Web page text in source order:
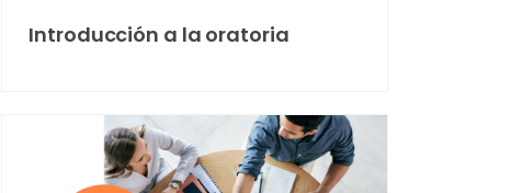
Introducción a la oratoria